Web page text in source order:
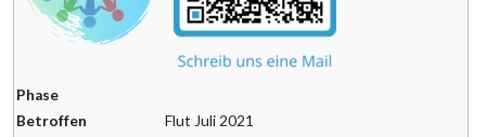
Phase
Betroffen
Flut Juli 2021